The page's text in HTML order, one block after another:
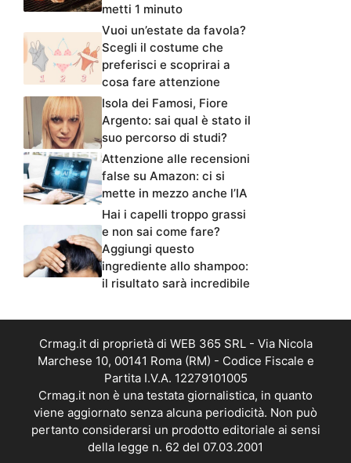
metti 1 minuto
Vuoi un’estate da favola?
Scegli il costume che
preferisci e scoprirai a
cosa fare attenzione
Isola dei Famosi, Fiore
Argento: sai qual è stato il
suo percorso di studi?
Attenzione alle recensioni
false su Amazon: ci si
mette in mezzo anche l’IA
Hai i capelli troppo grassi
e non sai come fare?
Aggiungi questo
ingrediente allo shampoo:
il risultato sarà incredibile
Crmag.it di proprietà di WEB 365 SRL - Via Nicola
Marchese 10, 00141 Roma (RM) - Codice Fiscale e
Partita I.V.A. 12279101005
Crmag.it non è una testata giornalistica, in quanto
viene aggiornato senza alcuna periodicità. Non può
pertanto considerarsi un prodotto editoriale ai sensi
della legge n. 62 del 07.03.2001